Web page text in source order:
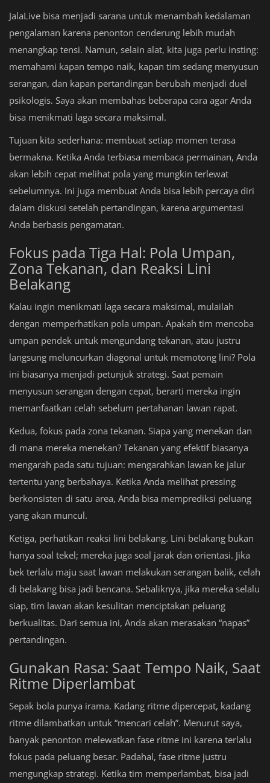
JalaLive bisa menjadi sarana untuk menambah kedalaman
pengalaman karena penonton cenderung lebih mudah
menangkap tensi. Namun, selain alat, kita juga perlu insting:
memahami kapan tempo naik, kapan tim sedang menyusun
serangan, dan kapan pertandingan berubah menjadi duel
psikologis. Saya akan membahas beberapa cara agar Anda
bisa menikmati laga secara maksimal.
Tujuan kita sederhana: membuat setiap momen terasa
bermakna. Ketika Anda terbiasa membaca permainan, Anda
akan lebih cepat melihat pola yang mungkin terlewat
sebelumnya. Ini juga membuat Anda bisa lebih percaya diri
dalam diskusi setelah pertandingan, karena argumentasi
Anda berbasis pengamatan.
Fokus pada Tiga Hal: Pola Umpan,
Zona Tekanan, dan Reaksi Lini
Belakang
Kalau ingin menikmati laga secara maksimal, mulailah
dengan memperhatikan pola umpan. Apakah tim mencoba
umpan pendek untuk mengundang tekanan, atau justru
langsung meluncurkan diagonal untuk memotong lini? Pola
ini biasanya menjadi petunjuk strategi. Saat pemain
menyusun serangan dengan cepat, berarti mereka ingin
memanfaatkan celah sebelum pertahanan lawan rapat.
Kedua, fokus pada zona tekanan. Siapa yang menekan dan
di mana mereka menekan? Tekanan yang efektif biasanya
mengarah pada satu tujuan: mengarahkan lawan ke jalur
tertentu yang berbahaya. Ketika Anda melihat pressing
berkonsisten di satu area, Anda bisa memprediksi peluang
yang akan muncul.
Ketiga, perhatikan reaksi lini belakang. Lini belakang bukan
hanya soal tekel; mereka juga soal jarak dan orientasi. Jika
bek terlalu maju saat lawan melakukan serangan balik, celah
di belakang bisa jadi bencana. Sebaliknya, jika mereka selalu
siap, tim lawan akan kesulitan menciptakan peluang
berkualitas. Dari semua ini, Anda akan merasakan “napas”
pertandingan.
Gunakan Rasa: Saat Tempo Naik, Saat
Ritme Diperlambat
Sepak bola punya irama. Kadang ritme dipercepat, kadang
ritme dilambatkan untuk “mencari celah”. Menurut saya,
banyak penonton melewatkan fase ritme ini karena terlalu
fokus pada peluang besar. Padahal, fase ritme justru
mengungkap strategi. Ketika tim memperlambat, bisa jadi